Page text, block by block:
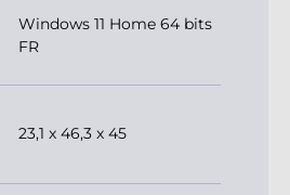
Windows 11 Home 64 bits
FR
23,1 x 46,3 x 45